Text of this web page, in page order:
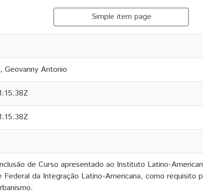
Simple item page
Geovanny Antonio
de Curso apresentado ao Instituto Latino-
Federal da Integração Latino-Americana, como requisito